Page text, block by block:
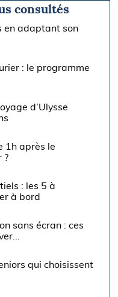
consultés
en adaptant son
: le programme
d’Ulysse
1h après le
?
: les 5 à
à bord
sans écran : ces
qui choisissent